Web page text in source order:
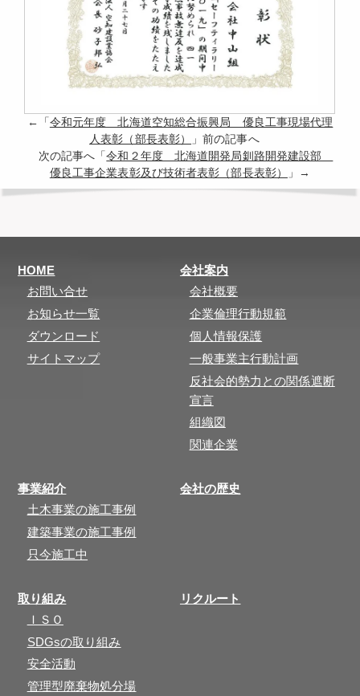
←「 令和元年度 北海道空知総合振興局 優良工事現場代理
人表彰（部長表彰）
」前の記事へ
次の記事へ「令和２年度 北海道開発局釧路開発建設部
優良工事企業表彰及び技術者表彰（部長表彰）
」→
HOME
お問い合せ
お知らせ一覧
ダウンロード
サイトマップ
会社案内
会社概要
企業倫理行動規範
個人情報保護
一般事業主行動計画
反社会的勢力との関係遮断
宣言
組織図
関連企業
事業紹介
土木事業の施工事例
建築事業の施工事例
只今施工中
会社の歴史
取り組み
ＩＳＯ
SDGsの取り組み
安全活動
管理型廃棄物処分場
リクルート